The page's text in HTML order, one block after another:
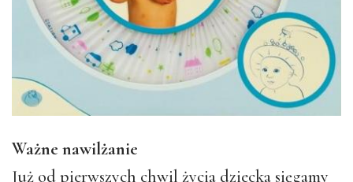
Ważne nawilżanie
Już od pierwszych chwil życia dziecka sięgamy